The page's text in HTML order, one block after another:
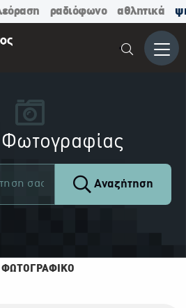
ραδιόφωνο αθλητικά
Μενού
Φωτογραφίας
Αναζήτηση
ΦΩΤΟΓΡΑΦΙΚΌ